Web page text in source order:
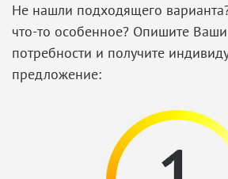
Не нашли подходящего
что-то особенное? Опишите
потребности и получите
предложение: